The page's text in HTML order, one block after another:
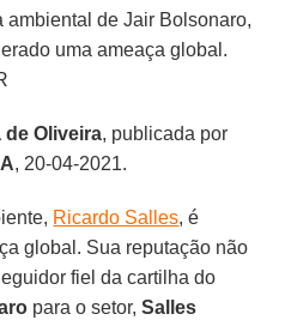
ambiental de Jair Bolsonaro,
uma ameaça global.
de Oliveira, publicada por
, 20-04-2021.
Ricardo Salles, é
global. Sua reputação não
fiel da cartilha do
para o setor,Salles